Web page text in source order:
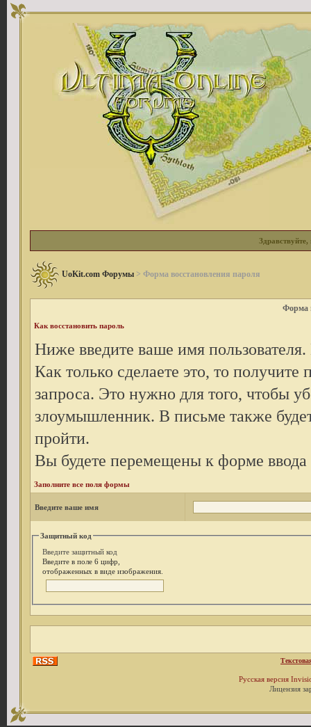
Здравствуйте,
UoKit.com Форумы > Форма восстановления пароля
Форма
Как восстановить пароль
Ниже введите ваше имя
Как только сделаете это, то
запроса. Это нужно для того, чтобы
злоумышленник. В письме также
пройти.
Вы будете перемещены к форме ввода
Заполните все поля формы
Введите ваше имя
Защитный код
Введите защитный код
Введите в поле 6 цифр,
отображенных в виде изображения.
Русская версия
Лицензия